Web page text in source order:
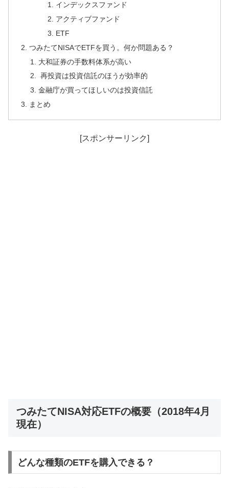
インデックスファンド
アクティブファンド
ETF
つみたてNISAでETFを買う。何か問題ある？
大和証券の手数料体系が高い
再投資は投資信託のほうが効率的
金融庁が買ってほしいのは投資信託
まとめ
[スポンサーリンク]
つみたてNISA対応ETFの概要（2018年4月
現在）
どんな種類のETFを購入できる？